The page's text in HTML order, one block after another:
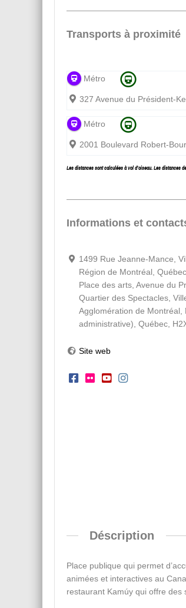
Transports à proximité
Métro
327 Avenue du Président-
Métro
2001 Boulevard Robert-
Les distances sont calculées à vol d’oiseau. Les distances
Informations et
1499 Rue Jeanne-Mance,
Région de Montréal,
Place des arts, Avenue du
Quartier des Spectacles,
Agglomération de Montréal,
administrative), Québec,
Site web
Déscription
Place publique qui permet
animées et interactives au
restaurant Kamúy qui offre des